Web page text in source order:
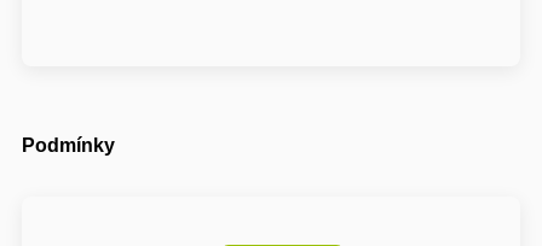
Podmínky